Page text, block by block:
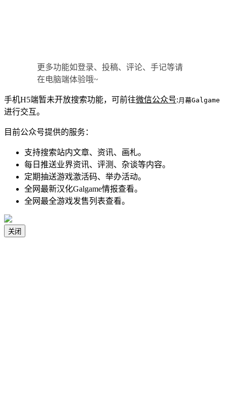
更多功能如登录、投稿、评论、手记等请
在电脑端体验哦~
手机H5端暂未开放搜索功能，可前往微信公众号: 月幕Galgame
进行交互。
目前公众号提供的服务：
支持搜索站内文章、资讯、画札。
每日推送业界资讯、评测、杂谈等内容。
定期抽送游戏激活码、举办活动。
全网最新汉化Galgame情报查看。
全网最全游戏发售列表查看。
关闭